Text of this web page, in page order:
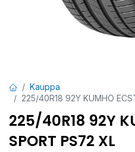
Kauppa
225/40R18 92Y KUMHO
225/40R18 92Y
SPORT PS72 XL